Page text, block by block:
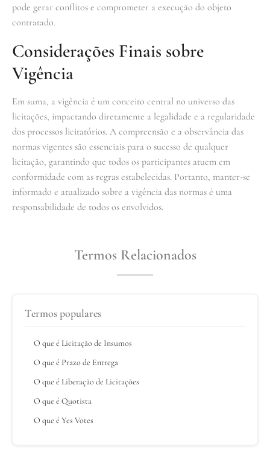
pode gerar conflitos e comprometer a execução do objeto
contratado.
Considerações Finais sobre
Vigência
Em suma, a vigência é um conceito central no universo das
licitações, impactando diretamente a legalidade e a regularidade
dos processos licitatórios. A compreensão e a observância das
normas vigentes são essenciais para o sucesso de qualquer
licitação, garantindo que todos os participantes atuem em
conformidade com as regras estabelecidas. Portanto, manter-se
informado e atualizado sobre a vigência das normas é uma
responsabilidade de todos os envolvidos.
Termos Relacionados
Termos populares
O que é Licitação de Insumos
O que é Prazo de Entrega
O que é Liberação de Licitações
O que é Quotista
O que é Yes Votes